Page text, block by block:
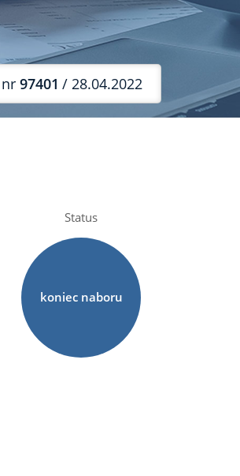
nr 97401 / 28.04.2022
Status
koniec naboru